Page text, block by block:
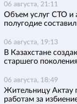
06 августа, 21:11
Объем услуг СТО и
полугодие
06 августа, 19:13
В Казахстане
старшего поколения
06 августа, 18:49
Жительницу Актау
работам за